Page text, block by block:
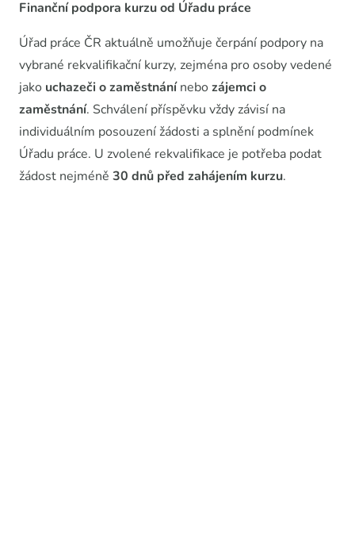
Finanční podpora kurzu od Úřadu práce
Úřad práce ČR aktuálně umožňuje čerpání podpory na
vybrané rekvalifikační kurzy, zejména pro osoby vedené
jako uchazeči o zaměstnání nebozájemci o
zaměstnání. Schválení příspěvku vždy závisí na
individuálním posouzení žádosti a splnění podmínek
Úřadu práce. U zvolené rekvalifikace je potřeba podat
žádost nejméně 30 dnů před zahájením kurzu.